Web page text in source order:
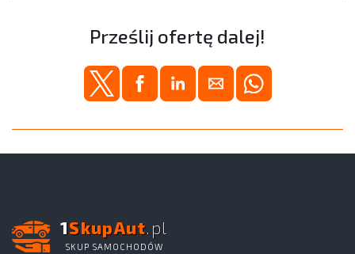
Prześlij ofertę dalej!
1SkupAut.pl
SKUP SAMOCHODÓW